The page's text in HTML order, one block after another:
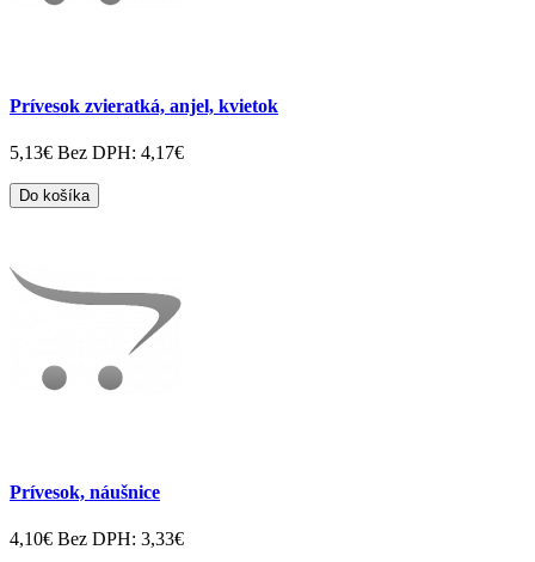
Prívesok zvieratká, anjel, kvietok
5,13€ Bez DPH: 4,17€
Do košíka
Prívesok, náušnice
4,10€ Bez DPH: 3,33€